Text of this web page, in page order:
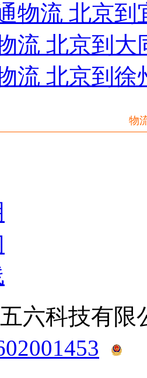
物流 北京
流 北京到
流 北京到
物
六科技有